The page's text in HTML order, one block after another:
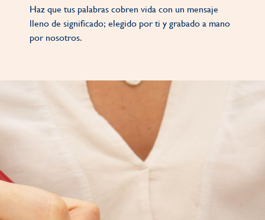
Haz que tus palabras cobren vida con un mensaje
lleno de significado; elegido por ti y grabado a mano
por nosotros.